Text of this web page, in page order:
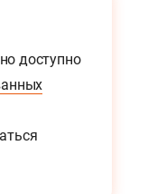
доступно